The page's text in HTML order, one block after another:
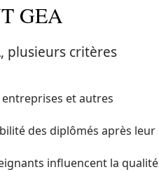
GEA
plusieurs critères
et autres
des diplômés après leur
influencent la qualité